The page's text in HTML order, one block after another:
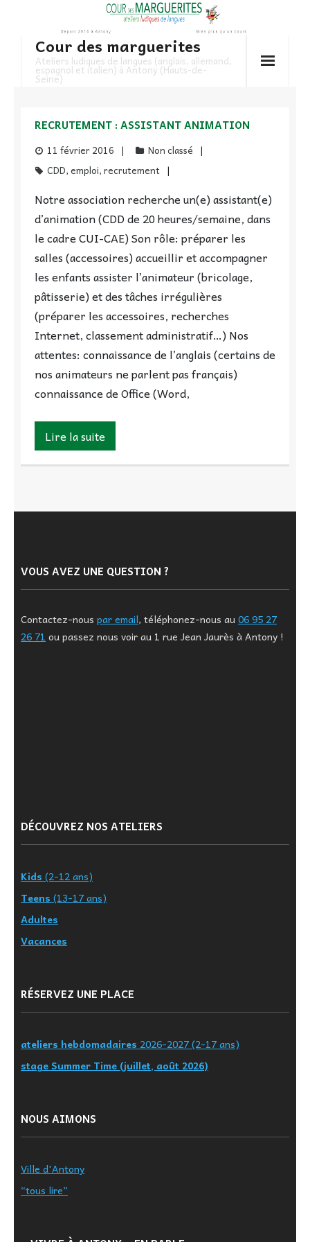
content
Cour des marguerites
Ateliers ludiques de langues (anglais, allemand,
espagnol et italien) à Antony (Hauts-de-
Seine)
RECRUTEMENT : ASSISTANT ANIMATION
11 février 2016
Non classé
CDD,emploi,recrutement
Notre association recherche un(e) assistant(e)
d’animation (CDD de 20 heures/semaine, dans
le cadre CUI-CAE) Son rôle: préparer les
salles (accessoires) accueillir et accompagner
les enfants assister l’animateur (bricolage,
pâtisserie) et des tâches irrégulières
(préparer les accessoires, recherches
Internet, classement administratif…) Nos
attentes: connaissance de l’anglais (certains de
nos animateurs ne parlent pas français)
connaissance de Office (Word,
Lire la suite
VOUS AVEZ UNE QUESTION ?
Contactez-nous par email, téléphonez-nous au06 95 27
26 71 ou passez nous voir au 1 rue Jean Jaurès à Antony !
DÉCOUVREZ NOS ATELIERS
Kids (2-12 ans)
Teens (13-17 ans)
Adultes
Vacances
RÉSERVEZ UNE PLACE
ateliers hebdomadaires 2026-2027 (2-17 ans)
stage Summer Time (juillet, août 2026)
NOUS AIMONS
Ville d'Antony
“tous lire”